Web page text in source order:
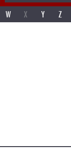
W X Y Z